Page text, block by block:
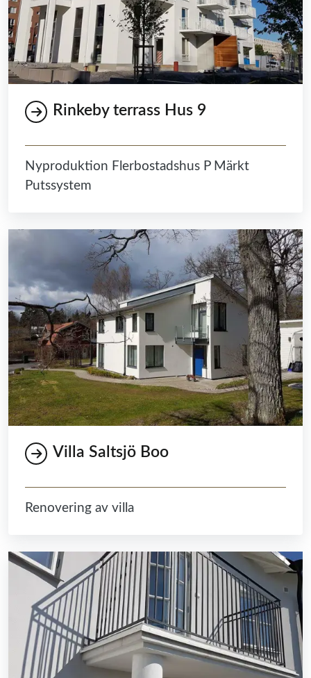
Rinkeby terrass Hus 9
Nyproduktion Flerbostadshus P Märkt
Putssystem
Villa Saltsjö Boo
Renovering av villa